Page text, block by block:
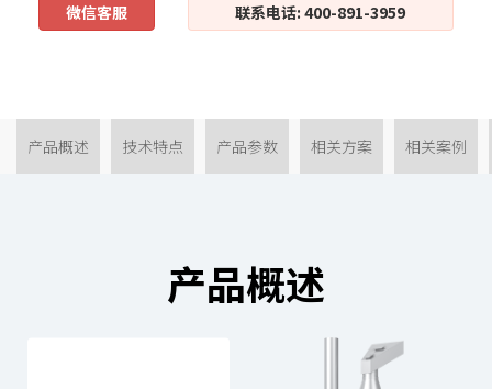
微信客服 联系电话: 400-891-3959
产品概述 技术特点 产品参数 相关方案 相关案例
产品概述